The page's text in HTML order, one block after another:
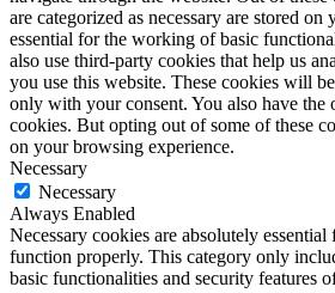
are categorized as necessary are stored on
essential for the working of basic
also use third-party cookies that help us
you use this website. These cookies will
only with your consent. You also have the
cookies. But opting out of some of these
on your browsing experience.
Necessary
Necessary
Always Enabled
Necessary cookies are absolutely
function properly. This category only
basic functionalities and security features